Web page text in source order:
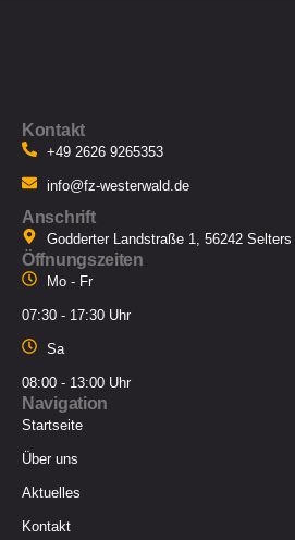
Kontakt
+49 2626 9265353
info@fz-westerwald.de
Anschrift
Godderter Landstraße 1, 56242 Selters
Öffnungszeiten
Mo - Fr
07:30 - 17:30 Uhr
Sa
08:00 - 13:00 Uhr
Navigation
Startseite
Über uns
Aktuelles
Kontakt